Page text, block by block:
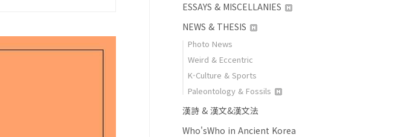
ESSAYS & MISCELLANIES
NEWS & THESIS
Photo News
Weird & Eccentric
K-Culture & Sports
Paleontology & Fossils
漢詩 & 漢文&漢文法
Who'sWho in Ancient Korea